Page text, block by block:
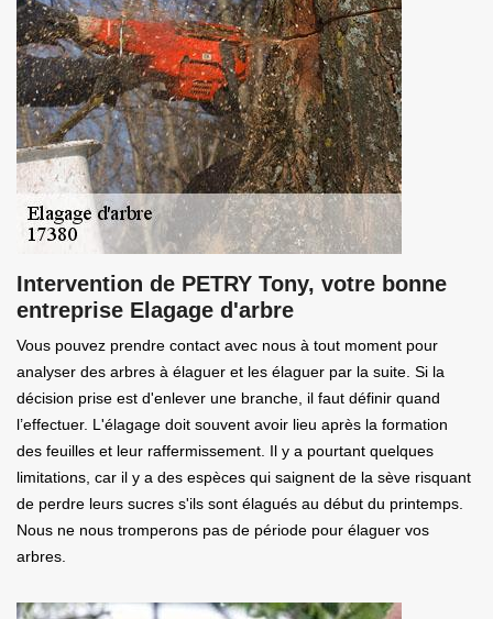
Intervention de PETRY Tony, votre bonne
entreprise Elagage d'arbre
Vous pouvez prendre contact avec nous à tout moment pour
analyser des arbres à élaguer et les élaguer par la suite. Si la
décision prise est d'enlever une branche, il faut définir quand
l’effectuer. L'élagage doit souvent avoir lieu après la formation
des feuilles et leur raffermissement. Il y a pourtant quelques
limitations, car il y a des espèces qui saignent de la sève risquant
de perdre leurs sucres s'ils sont élagués au début du printemps.
Nous ne nous tromperons pas de période pour élaguer vos
arbres.